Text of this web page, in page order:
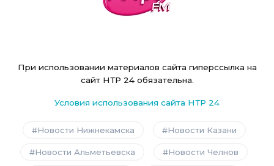
При использовании материалов сайта гиперссылка на
сайт НТР 24 обязательна.
Условия использования сайта НТР 24
Новости Нижнекамска Новости Казани
Новости Альметьевска Новости Челнов